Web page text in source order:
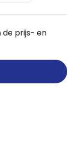
de prijs- en